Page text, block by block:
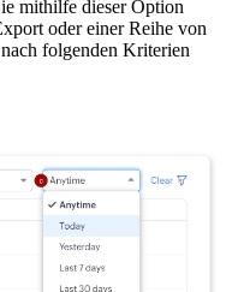
mithilfe dieser Option
oder einer Reihe von
folgenden Kriterien